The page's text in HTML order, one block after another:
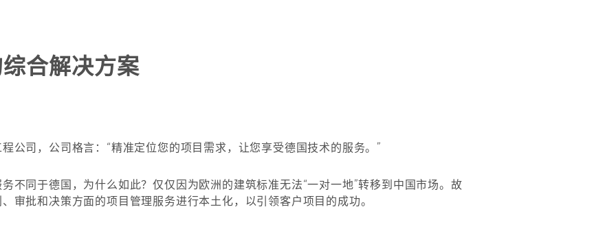
合解决方案
公司，公司格言：“精准定位您的项目需求，让您享受德国技术的服务。”
不同于德国，为什么如此？仅仅因为欧洲的建筑标准无法“一对一地”转移到中国市场。故
审批和决策方面的项目管理服务进行本土化，以引领客户项目的成功。